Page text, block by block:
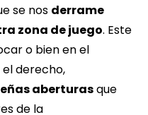
se nos derrame
zona de juego. Este
o bien en el
derecho,
aberturasque
de la